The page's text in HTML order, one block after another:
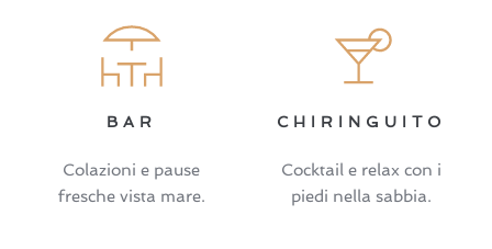
BAR
Colazioni e pause
fresche vista mare.
CHIRINGUITO
Cocktail e relax con i
piedi nella sabbia.